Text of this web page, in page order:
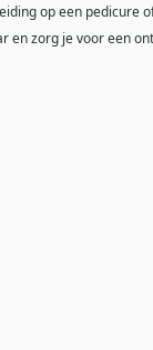
op een pedicure
zorg je voor een